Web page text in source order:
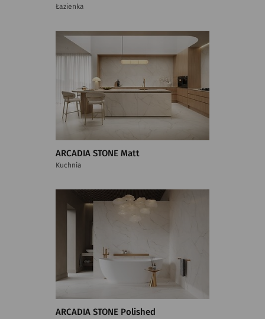
Łazienka
ARCADIA STONE Matt
Kuchnia
ARCADIA STONE Polished